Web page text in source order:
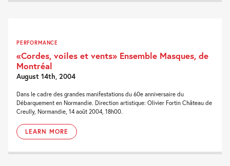
PERFORMANCE
«Cordes, voiles et vents» Ensemble Masques, de
Montréal
August 14th, 2004
Dans le cadre des grandes manifestations du 60e anniversaire du
Débarquement en Normandie. Direction artistique: Olivier Fortin Château de
Creully, Normandie, 14 août 2004, 18h00.
LEARN MORE